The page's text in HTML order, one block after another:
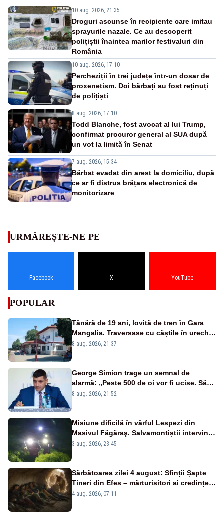
10 aug. 2026, 21:35
Droguri ascunse în recipiente care imitau
sprayurile nazale. Ce au descoperit
polițiștii înaintea marilor festivaluri din
România
10 aug. 2026, 17:10
Percheziții în trei județe într-un dosar de
proxenetism. Doi bărbați au fost reținuți
de polițiști
8 aug. 2026, 17:10
Todd Blanche, fost avocat al lui Trump,
confirmat procuror general al SUA după
un vot la limită în Senat
7 aug. 2026, 15:34
Bărbat evadat din arest la domiciliu, după
ce ar fi distrus brățara electronică de
monitorizare
URMĂREȘTE-NE PE
Facebook X YouTube
POPULAR
Tânără de 19 ani, lovită de tren în Gara
Mangalia. Traversase cu căștile în urechi
liniile printr-un loc nepermis
8 aug. 2026, 21:37
George Simion trage un semnal de
alarmă: „Peste 500 de oi vor fi ucise. Să
vedem dacă ciobanii vor fi despăgubiți”
8 aug. 2026, 21:52
Misiune dificilă în vârful Lespezi din
Masivul Făgăraş. Salvamontiștii intervin
pentru recuperarea a doi tineri
3 aug. 2026, 23:45
Sărbătoarea zilei 4 august: Sfinții Șapte
Tineri din Efes – mărturisitori ai credinței
și ai Învierii
4 aug. 2026, 07:11